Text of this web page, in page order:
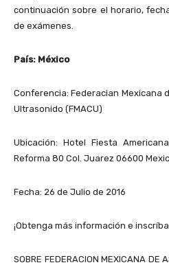
continuación sobre el horario,
de exámenes.
País: México
Conferencia: Federacian Mexicana
Ultrasonido (FMACU)
Ubicación: Hotel Fiesta
Reforma 80 Col. Juarez 06600
Fecha: 26 de Julio de 2016
¡Obtenga más información e
SOBRE FEDERACION MEXICANA DE